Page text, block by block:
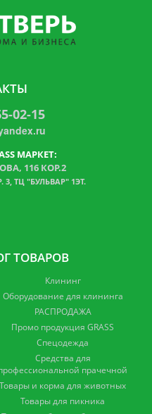
02-15
МАРКЕТ:
116 КОР.2
3, ТЦ "БУЛЬВАР" 1ЭТ.
ТОВАРОВ
Клининг
Оборудование для клининга
РАСПРОДАЖА
Промо продукция GRASS
Спецодежда
Средства для
прачечной
Товары и корма для животных
Товары для пикника